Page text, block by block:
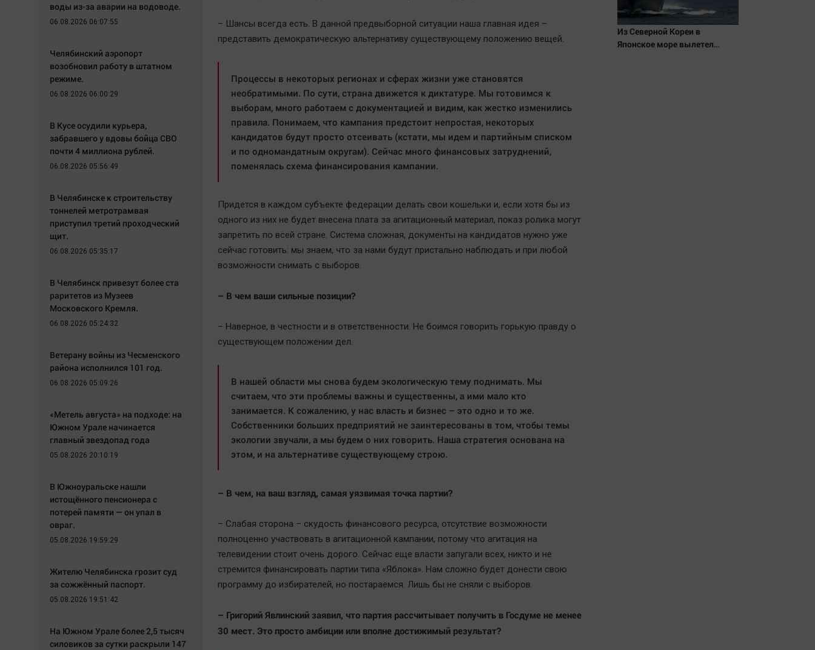
– Шансы всегда есть. В данной предвыборной ситуации наша главная идея –
представить демократическую альтернативу существующему положению вещей.
Процессы в некоторых регионах и сферах жизни уже становятся
необратимыми. По сути, страна движется к диктатуре. Мы готовимся к
выборам, много работаем с документацией и видим, как жестко изменились
правила. Понимаем, что кампания предстоит непростая, некоторых
кандидатов будут просто отсеивать (кстати, мы идем и партийным списком
и по одномандатным округам). Сейчас много финансовых затруднений,
поменялась схема финансирования кампании.
Придется в каждом субъекте федерации делать свои кошельки и, если хотя бы из
одного из них не будет внесена плата за агитационный материал, показ ролика могут
запретить по всей стране. Система сложная, документы на кандидатов нужно уже
сейчас готовить: мы знаем, что за нами будут пристально наблюдать и при любой
возможности снимать с выборов.
– В чем ваши сильные позиции?
– Наверное, в честности и в ответственности. Не боимся говорить горькую правду о
существующем положении дел.
В нашей области мы снова будем экологическую тему поднимать. Мы
считаем, что эти проблемы важны и существенны, а ими мало кто
занимается. К сожалению, у нас власть и бизнес – это одно и то же.
Собственники больших предприятий не заинтересованы в том, чтобы темы
экологии звучали, а мы будем о них говорить. Наша стратегия основана на
этом, и на альтернативе существующему строю.
– В чем, на ваш взгляд, самая уязвимая точка партии?
– Слабая сторона – скудость финансового ресурса, отсутствие возможности
полноценно участвовать в агитационной кампании, потому что агитация на
телевидении стоит очень дорого. Сейчас еще власти запугали всех, никто и не
стремится финансировать партии типа «Яблока». Нам сложно будет донести свою
программу до избирателей, но постараемся. Лишь бы не сняли с выборов.
– Григорий Явлинский заявил, что партия рассчитывает получить в Госдуме не менее
30 мест. Это просто амбиции или вполне достижимый результат?
Из Северной Кореи в
Японское море вылетел
воды из-за аварии на водоводе.
06.08.2026 06:07:55
Челябинский аэропорт
возобновил работу в штатном
режиме.
06.08.2026 06:00:29
В Кусе осудили курьера,
забравшего у вдовы бойца СВО
почти 4 миллиона рублей.
06.08.2026 05:56:49
В Челябинске к строительству
тоннелей метротрамвая
приступил третий проходческий
щит.
06.08.2026 05:35:17
В Челябинск привезут более ста
раритетов из Музеев
Московского Кремля.
06.08.2026 05:24:32
Ветерану войны из Чесменского
района исполнился 101 год.
06.08.2026 05:09:26
«Метель августа» на подходе: на
Южном Урале начинается
главный звездопад года
05.08.2026 20:10:19
В Южноуральске нашли
истощённого пенсионера с
потерей памяти — он упал в
овраг.
05.08.2026 19:59:29
Жителю Челябинска грозит суд
за сожжённый паспорт.
05.08.2026 19:51:42
На Южном Урале более 2,5 тысяч
силовиков за сутки раскрыли 147